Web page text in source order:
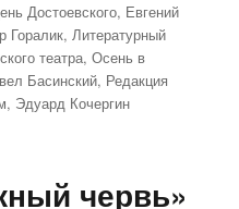
Достоевского, Евгений
Горалик,Литературный
театра,Осень в
Басинский, Редакция
, Эдуард Кочергин
червь»